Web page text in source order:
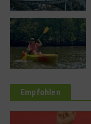
Empfohlen